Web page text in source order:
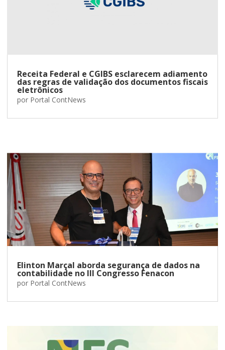
Receita Federal e CGIBS esclarecem adiamento
das regras de validação dos documentos fiscais
eletrônicos
por Portal ContNews
Elinton Marçal aborda segurança de dados na
contabilidade no III Congresso Fenacon
por Portal ContNews